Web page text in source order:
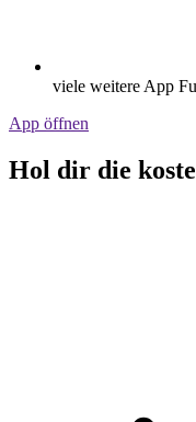
viele weitere App
App öffnen
Hol dir die